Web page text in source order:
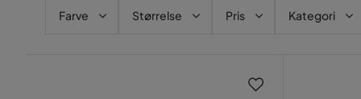
Farve Størrelse Pris Kategori